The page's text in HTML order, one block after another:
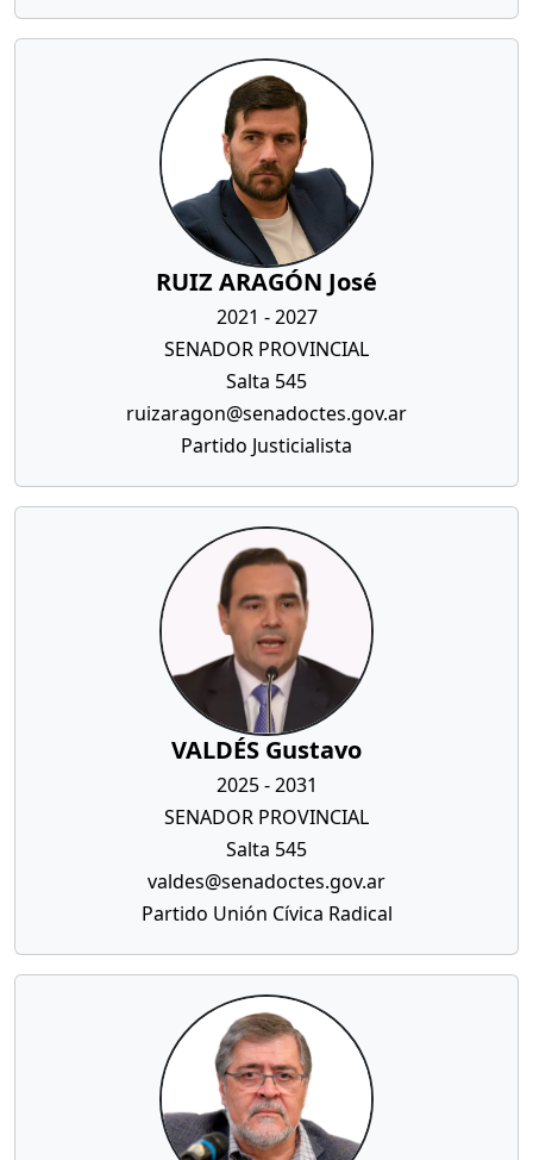
RUIZ ARAGÓN José
2021 - 2027
SENADOR PROVINCIAL
Salta 545
ruizaragon@senadoctes.gov.ar
Partido Justicialista
VALDÉS Gustavo
2025 - 2031
SENADOR PROVINCIAL
Salta 545
valdes@senadoctes.gov.ar
Partido Unión Cívica Radical